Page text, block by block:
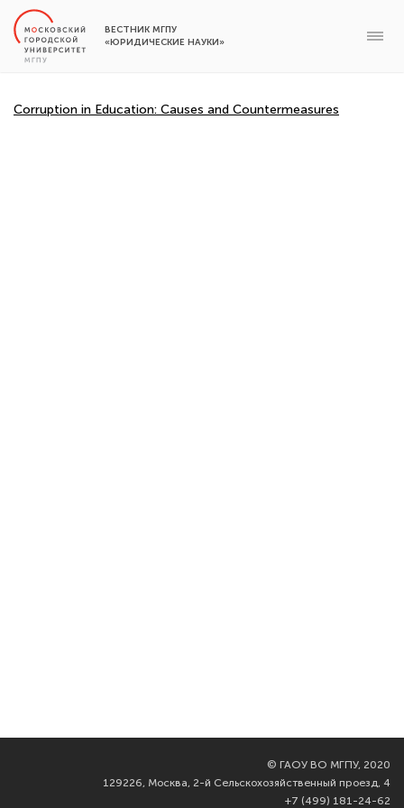
ВЕСТНИК МГПУ
«ЮРИДИЧЕСКИЕ НАУКИ»
Corruption in Education: Causes and Countermeasures
© ГАОУ ВО МГПУ, 2020
129226, Москва, 2-й Сельскохозяйственный проезд, 4
+7 (499) 181-24-62